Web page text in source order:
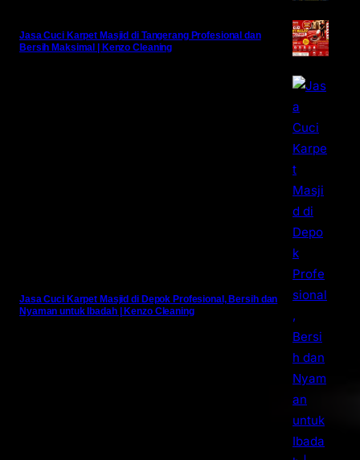
Jasa Cuci Karpet Masjid di Tangerang Profesional dan
Bersih Maksimal | Kenzo Cleaning
Jasa Cuci Karpet Masjid di Depok Profesional, Bersih dan
Nyaman untuk Ibadah | Kenzo Cleaning